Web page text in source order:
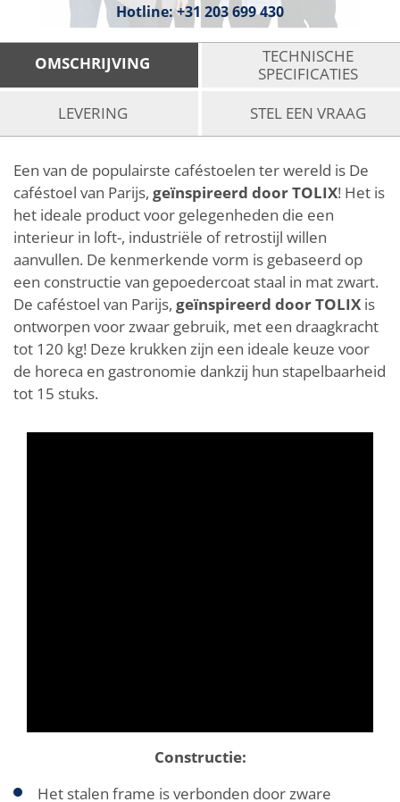
Hotline:+31 203 699 430
OMSCHRIJVING
TECHNISCHE
SPECIFICATIES
LEVERING
STEL EEN VRAAG
Een van de populairste caféstoelen ter wereld is De
caféstoel van Parijs, geïnspireerd door TOLIX! Het is
het ideale product voor gelegenheden die een
interieur in loft-, industriële of retrostijl willen
aanvullen. De kenmerkende vorm is gebaseerd op
een constructie van gepoedercoat staal in mat zwart.
De caféstoel van Parijs, geïnspireerd door TOLIX is
ontworpen voor zwaar gebruik, met een draagkracht
tot 120 kg! Deze krukken zijn een ideale keuze voor
de horeca en gastronomie dankzij hun stapelbaarheid
tot 15 stuks.
Constructie:
Het stalen frame is verbonden door zware